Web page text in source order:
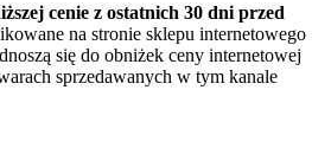
cenie z ostatnich 30 dni przed
na stronie sklepu internetowego
się do obniżek ceny internetowej
sprzedawanych w tym kanale